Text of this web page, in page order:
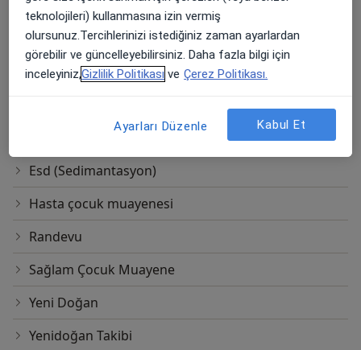
Büyüme Hormonu Testi
Büyüme Takibi
Endokrin (Hormon) Testi
Esd (Sedimantasyon)
Hasta çocuk muayenesi
Randevu
Sağlam Çocuk Muayene
Yeni Doğan
Yenidoğan Takibi
teknolojileri) kullanmasına izin vermiş
olursunuz.Tercihlerinizi istediğiniz zaman ayarlardan
görebilir ve güncelleyebilirsiniz. Daha fazla bilgi için
inceleyiniz,Gizlilik Politikası ve Çerez Politikası.
Ayarları Düzenle Kabul Et